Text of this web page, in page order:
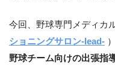
今回、野球専門メディカ
ショニングサロン-lead-
野球チーム向けの出張指